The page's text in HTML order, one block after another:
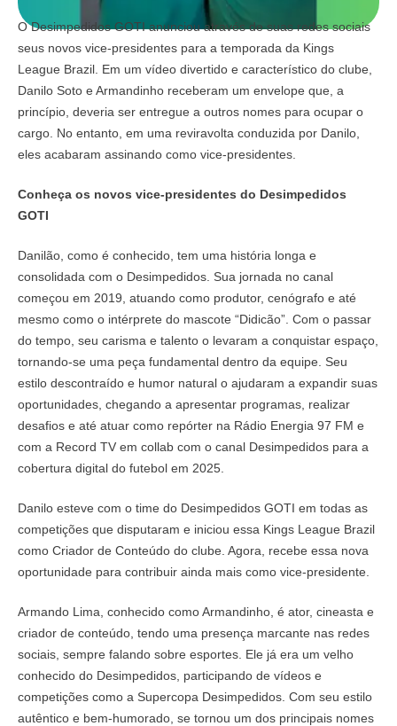
O Desimpedidos GOTI anunciou através de suas redes sociais
seus novos vice-presidentes para a temporada da Kings
League Brazil. Em um vídeo divertido e característico do clube,
Danilo Soto e Armandinho receberam um envelope que, a
princípio, deveria ser entregue a outros nomes para ocupar o
cargo. No entanto, em uma reviravolta conduzida por Danilo,
eles acabaram assinando como vice-presidentes.
Conheça os novos vice-presidentes do Desimpedidos
GOTI
Danilão, como é conhecido, tem uma história longa e
consolidada com o Desimpedidos. Sua jornada no canal
começou em 2019, atuando como produtor, cenógrafo e até
mesmo como o intérprete do mascote “Didicão”. Com o passar
do tempo, seu carisma e talento o levaram a conquistar espaço,
tornando-se uma peça fundamental dentro da equipe. Seu
estilo descontraído e humor natural o ajudaram a expandir suas
oportunidades, chegando a apresentar programas, realizar
desafios e até atuar como repórter na Rádio Energia 97 FM e
com a Record TV em collab com o canal Desimpedidos para a
cobertura digital do futebol em 2025.
Danilo esteve com o time do Desimpedidos GOTI em todas as
competições que disputaram e iniciou essa Kings League Brazil
como Criador de Conteúdo do clube. Agora, recebe essa nova
oportunidade para contribuir ainda mais como vice-presidente.
Armando Lima, conhecido como Armandinho, é ator, cineasta e
criador de conteúdo, tendo uma presença marcante nas redes
sociais, sempre falando sobre esportes. Ele já era um velho
conhecido do Desimpedidos, participando de vídeos e
competições como a Supercopa Desimpedidos. Com seu estilo
autêntico e bem-humorado, se tornou um dos principais nomes